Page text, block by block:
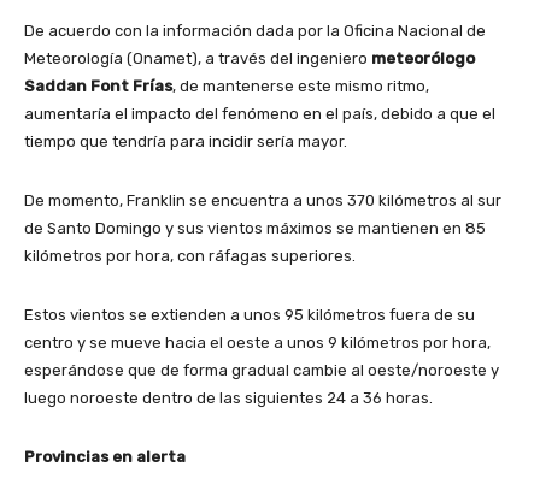
De acuerdo con la información dada por la Oficina Nacional de
Meteorología (Onamet), a través del ingeniero meteorólogo
Saddan Font Frías, de mantenerse este mismo ritmo,
aumentaría el impacto del fenómeno en el país, debido a que el
tiempo que tendría para incidir sería mayor.
De momento, Franklin se encuentra a unos 370 kilómetros al sur
de Santo Domingo y sus vientos máximos se mantienen en 85
kilómetros por hora, con ráfagas superiores.
Estos vientos se extienden a unos 95 kilómetros fuera de su
centro y se mueve hacia el oeste a unos 9 kilómetros por hora,
esperándose que de forma gradual cambie al oeste/noroeste y
luego noroeste dentro de las siguientes 24 a 36 horas.
Provincias en alerta